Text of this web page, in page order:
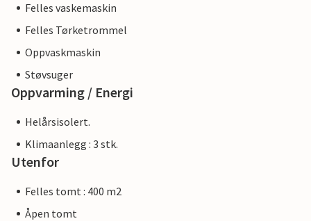
Felles vaskemaskin
Felles Tørketrommel
Oppvaskmaskin
Støvsuger
Oppvarming / Energi
Helårsisolert.
Klimaanlegg : 3 stk.
Utenfor
Felles tomt : 400 m2
Åpen tomt